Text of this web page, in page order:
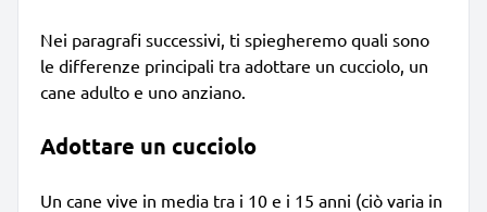
Nei paragrafi successivi, ti spiegheremo quali sono
le differenze principali tra adottare un cucciolo, un
cane adulto e uno anziano.
Adottare un cucciolo
Un cane vive in media tra i 10 e i 15 anni (ciò varia in